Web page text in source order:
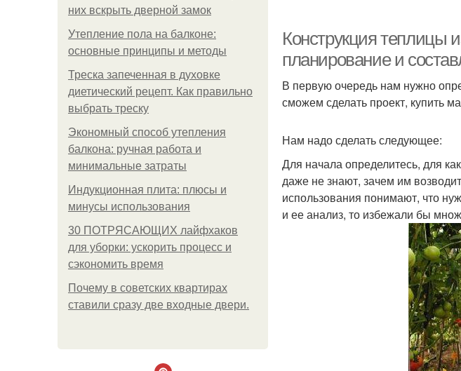
них вскрыть дверной замок
Утепление пола на балконе:
основные принципы и методы
Треска запеченная в духовке
диетический рецепт. Как правильно
выбрать треску
Экономный способ утепления
балкона: ручная работа и
минимальные затраты
Индукционная плита: плюсы и
минусы использования
30 ПОТРЯСАЮЩИХ лайфхаков
для уборки: ускорить процесс и
сэкономить время
Почему в советских квартирах
ставили сразу две входные двери.
Конструкция теплицы
планирование и
В первую очередь нам нужно
сможем сделать проект, купить
Нам надо сделать следующее:
Для начала определитесь, для
даже не знают, зачем им
использования понимают, что
и ее анализ, то избежали бы